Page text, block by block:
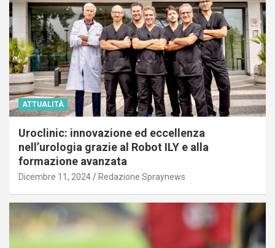
ATTUALITÀ
Uroclinic: innovazione ed eccellenza
nell’urologia grazie al Robot ILY e alla
formazione avanzata
Dicembre 11, 2024 Redazione Spraynews